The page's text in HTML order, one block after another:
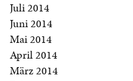
Juli 2014
Juni 2014
Mai 2014
April 2014
März 2014